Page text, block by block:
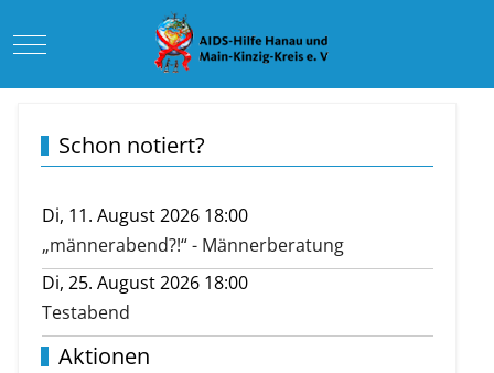
Mobile Menu Toggle
Schon notiert?
Di, 11. August 2026 18:00
„männerabend?!“ - Männerberatung
Di, 25. August 2026 18:00
Testabend
Aktionen